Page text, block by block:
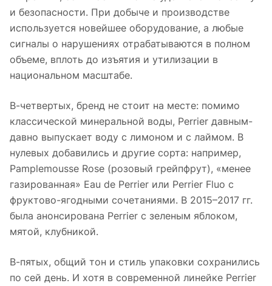
и безопасности. При добыче и производстве
используется новейшее оборудование, а любые
сигналы о нарушениях отрабатываются в полном
объеме, вплоть до изъятия и утилизации в
национальном масштабе.
В-четвертых, бренд не стоит на месте: помимо
классической минеральной воды, Perrier давным-
давно выпускает воду с лимоном и с лаймом. В
нулевых добавились и другие сорта: например,
Pamplemousse Rose (розовый грейпфрут), «менее
газированная» Eau de Perrier или Perrier Fluo с
фруктово-ягодными сочетаниями. В 2015–2017 гг.
была анонсирована Perrier с зеленым яблоком,
мятой, клубникой.
В-пятых, общий тон и стиль упаковки сохранились
по сей день. И хотя в современной линейке Perrier